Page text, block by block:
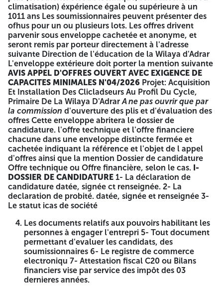
première parution du présent avis dans le BOMOP ou dans
les quotidiens nationaux le journaux electroniques. Dépôt
des offres: Les offres doivent être deposees par le
soumissionnaire à l'adresse figurant el-dessus qunzieme
115 jours à compter de la première parution du présent avis
dans le BOMOP ou dans les quotidiens nationaux ou les
journaux électroniques, Avant 12h00 si le jour est férie
cette dernière est reportée au jour ouvrable qui suit à la
géme heure Ouverture des plis: L'ouverture des plus
techniques et financiers est fixée le quinze (15) jars jour à
compter de la première parution du présent avis dans le
BOMOP ou dans le quotidien natiphal, ou'les journaux
électroniques a 14-H 30 si le jour est ferle ce dernier est
reportée au jour ouvrable qui suit à la meme heure, au
siège de la Direction de l'Education de la wilaya d'Adrar.
L'oinerture des plis se fera en senaret publique. Ce avis est
une muitardon pour assister na srance d'ouverture des
plisa Période de validité des offres: Les soumissionnaires
resteront engagés par leur offre pendant un délai de 90
jours plus la durée de préparation des offres à compter de
a date de dépôt A -=-=-=-
République Algérienne
Démocratique et populaire
Wilaya d'Adrar Direction de l'Education Place des martyres
Adrar NIF 423013000001076
AVIS APPEL D'OFFRES OUVERT NATIONAL AVEC
climatisation) éxpérience égale ou supérieure à un
1011 ans Les soumissionnaires peuvent présenter des
ofhus pour un ou plusieurs lots. Les offres drivent
parvenir sous enveloppe cachetée et anonyme, et
seront remis par porteur directement à l'adresse
suivante Direction de l'éducation de la Wilaya d'Adrar
L'enveloppe extérieure doit porter la mention suivante
AVIS APPEL D'OFFRES OUVERT AVEC EXIGENCE DE
CAPACITES MINIMALES N'04/2026 Projet: Acquisition
Et Installation Des Clicladseurs Au Profil Du Cycle,
Primaire De La Wilaya D'AdrarA ne pas ouvrir que par
la commission d'ouverture des plis et d'évaluation des
offres Cette enveloppe abritera le dossier de
candidature. l'offre technique et l'offre financiere
chacune dans une enveloppe distincte fermée et
cachetée indiquant la référence et l'objet de l appel
d'offres ainsi que la mention Dossier de candidature
Offre technique ou Offre financière, selon le cas. I-
DOSSIER DE CANDIDATURE 1- La déclaration de
candidature datée, signée ct renseignée. 2- La
declaration de probité. datée, signée et renseignée 3-
Le statut icas de société
Les documents relatifs aux pouvoirs habilitant les
personnes à engager l'entrepri 5- Tout document
permettant d'evaluer les candidats, des
soumissionnaires 6- Le registre de commerce
electroniqu 7- Attestation fiscal C20 ou Bilans
financiers vise par service des impôt des 03
dernieres années.